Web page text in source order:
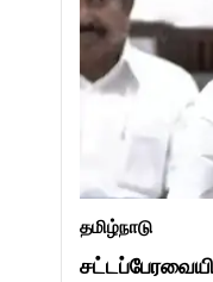
தமிழ்நாடு